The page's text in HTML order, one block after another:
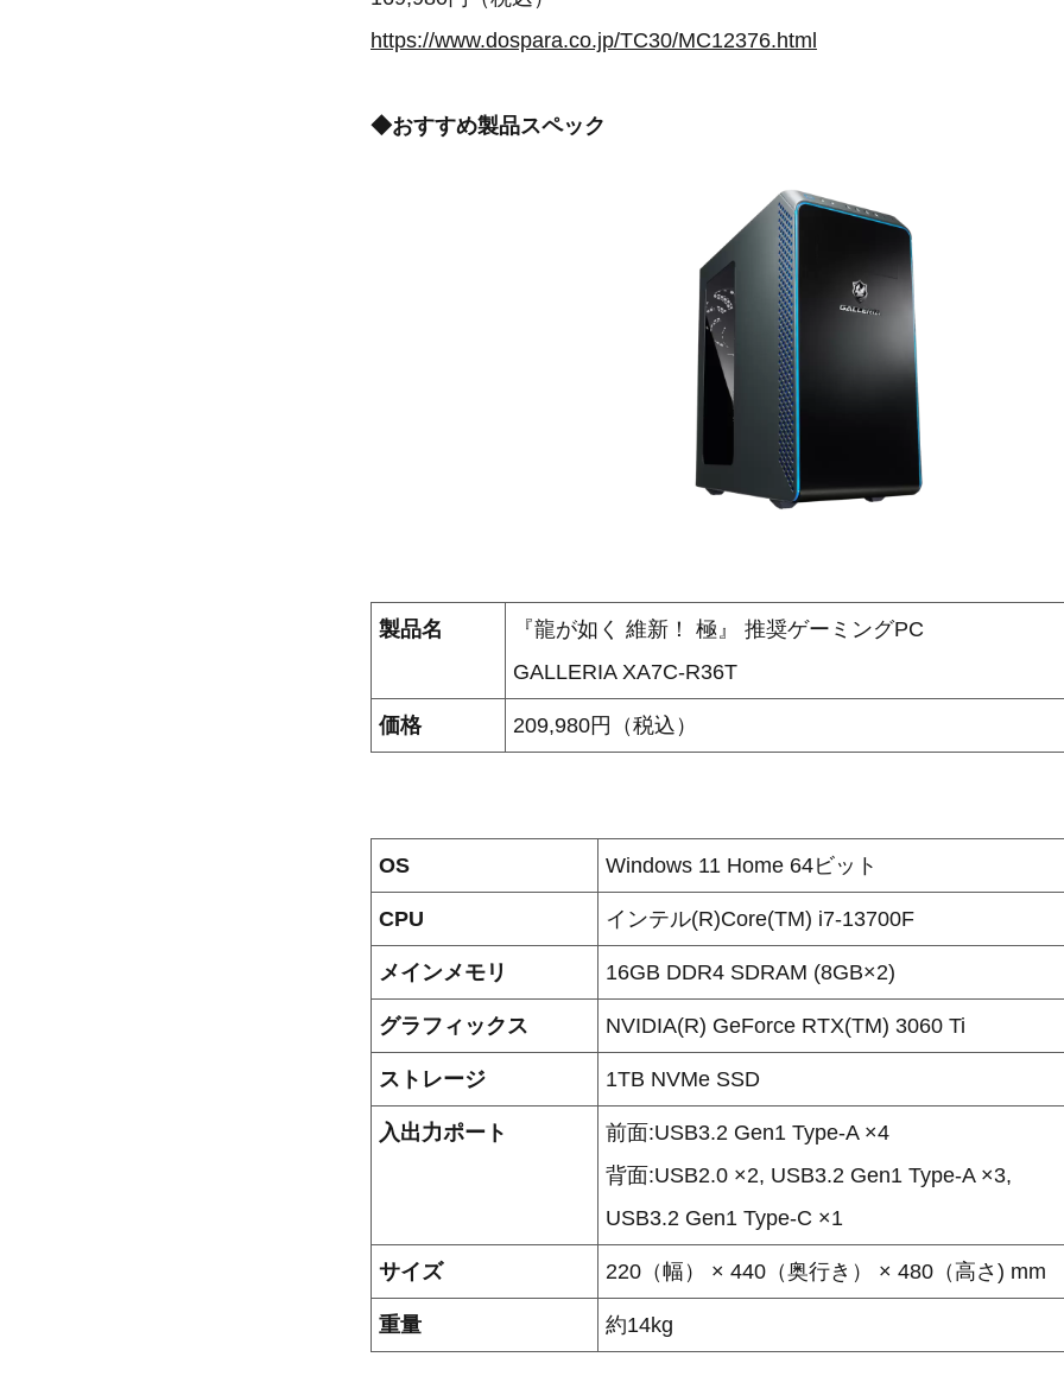
https://www.dospara.co.jp/TC30/MC12376.html
◆おすすめ製品スペック
製品名
『龍が如く 維新！ 極』 推奨ゲーミングPC
GALLERIA XA7C-R36T
価格 209,980円（税込）
OS Windows 11 Home 64ビット
CPU インテル(R)Core(TM) i7-13700F
メインメモリ 16GB DDR4 SDRAM (8GB×2)
グラフィックス NVIDIA(R) GeForce RTX(TM) 3060 Ti
ストレージ 1TB NVMe SSD
入出力ポート
前面:USB3.2 Gen1 Type-A ×4
背面:USB2.0 ×2, USB3.2 Gen1 Type-A ×3,
USB3.2 Gen1 Type-C ×1
サイズ 220（幅） × 440（奥行き） × 480（高さ) mm
重量 約14kg